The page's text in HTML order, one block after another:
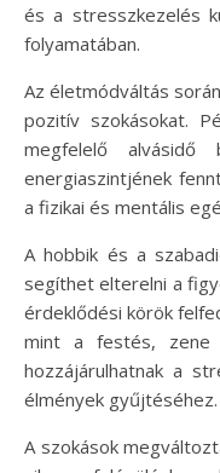
és a stresszkezelés
folyamatában.
Az életmódváltás
pozitív szokásokat.
megfelelő
energiaszintjének
a fizikai és mentális
A hobbik és a
segíthet elterelni a
érdeklődési körök
mint a festés, zene
hozzájárulhatnak a
élmények gyűjtéséhez.
A szokások